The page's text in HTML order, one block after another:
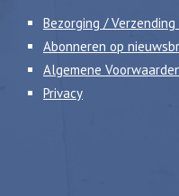
Bezorging /
Abonneren op
Algemene
Privacy